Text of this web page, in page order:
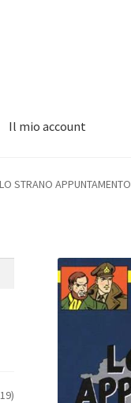
Il mio account
STRANO APPUNTAMENTO